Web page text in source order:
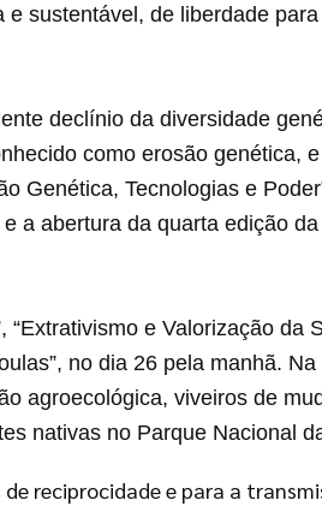
sustentável, de liberdade
declínio da diversidade
como erosão genética,
Genética, Tecnologias e
a abertura da quarta edição
e Valorização da
no dia 26 pela manhã.
agroecológica, viveiros de
nativas no Parque Nacional
reciprocidade e para a